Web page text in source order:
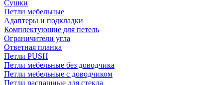
Сушки
Петли мебельные
Адаптеры и подкладки
Комплектующие для петель
Ограничители угла
Ответная планка
Петли PUSH
Петли мебельные без доводчика
Петли мебельные с доводчиком
Петли распашные для стекла